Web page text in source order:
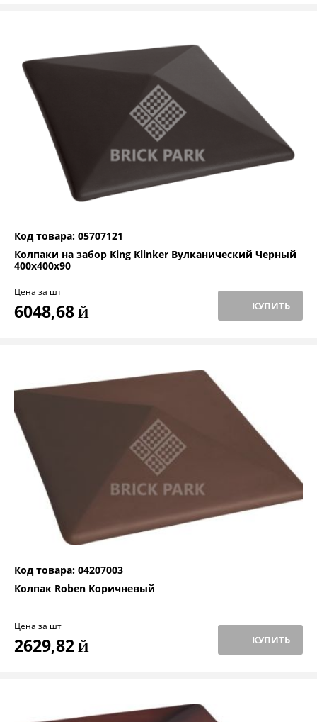
Код товара: 05707121
Колпаки на забор King Klinker Вулканический Черный
400x400x90
Цена за шт
6048,68 Й КУПИТЬ
Код товара: 04207003
Колпак Roben Коричневый
Цена за шт
2629,82 Й КУПИТЬ